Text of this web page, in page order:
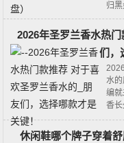
归黑
2026年圣罗兰香水热
们，
水
编
香长
休闲鞋哪个牌子穿着